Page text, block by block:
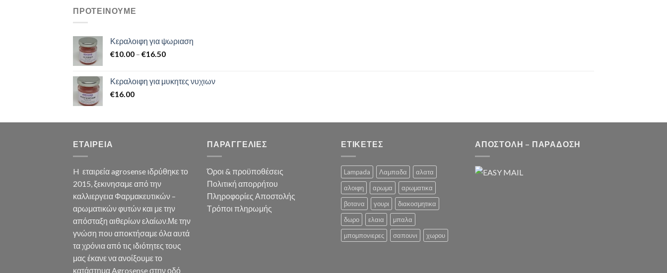
ΠΡΟΤΕΙΝΟΥΜΕ
Κεραλοιφη για ψωριαση
€10.00 – €16.50
Κεραλοιφη για μυκητες νυχιων
€16.00
ΕΤΑΙΡΕΙΑ
H εταιρεία agrosense ιδρύθηκε το
2015, ξεκινησαμε από την
καλλιεργεια Φαρμακευτικών –
αρωματικών φυτών και με την
απόσταξη αιθερίων ελαίων.Με την
γνώση που αποκτήσαμε όλα αυτά
τα χρόνια από τις ιδιότητες τους
μας έκανε να ανοίξουμε το
κατάστημα Agrosense στην οδό
ΠΑΡΑΓΓΕΛΙΕΣ
Όροι & προϋποθέσεις
Πολιτική απορρήτου
Πληροφορίες Αποστολής
Τρόποι πληρωμής
ΕΤΙΚΕΤΕΣ
Lampada Λαμπαδα
αλατα
αλοιφη
αρωμα
αρωματικα
βοτανα
γουρι
διακοσμητικα
δωρο
ελαια
μπαλα
μπομπονιερες
σαπουνι χωρου
ΑΠΟΣΤΟΛΗ – ΠΑΡΑΔΟΣΗ